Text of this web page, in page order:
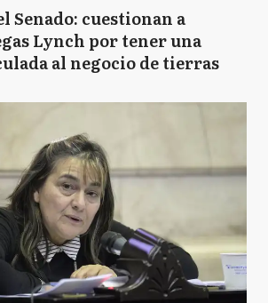
Senado: cuestionan a
Lynch por tener una
al negocio de tierras